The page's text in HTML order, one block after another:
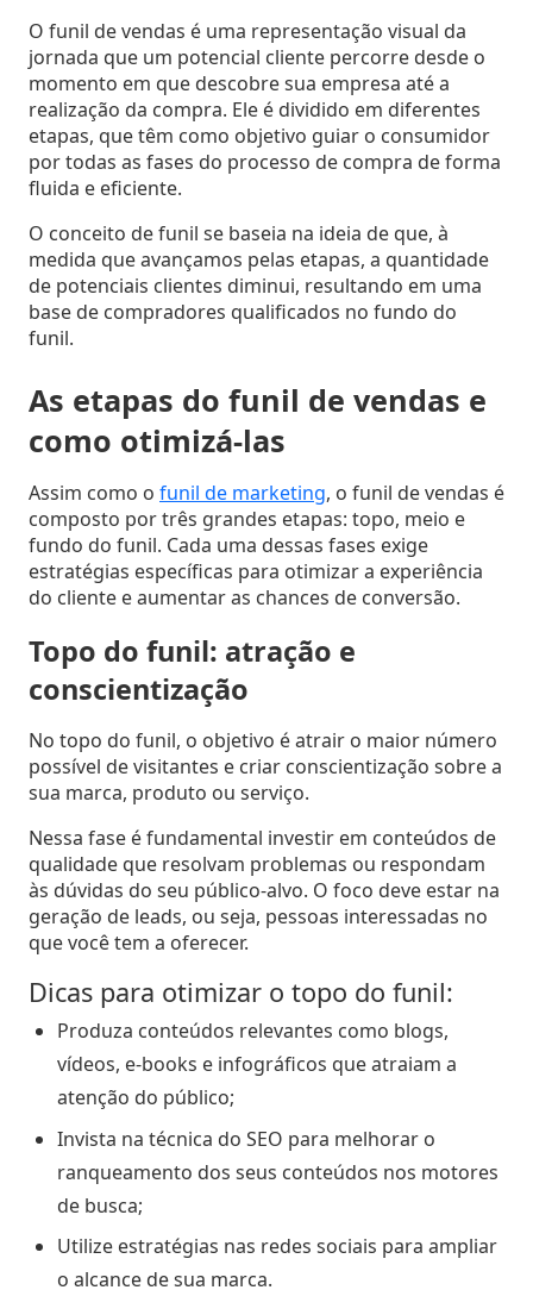
CRM
de
Relacionamento
Cadastro
Leads
Atividades
Agenda
Prospecção
Leads
Gestão
de
Inteligência
Negócio
Relatórios
de
Desempenho
Rankings
Geointeligência
Comportamento
Destaques
e
O funil de vendas é uma representação visual da
jornada que um potencial cliente percorre desde o
momento em que descobre sua empresa até a
realização da compra. Ele é dividido em diferentes
etapas, que têm como objetivo guiar o consumidor
por todas as fases do processo de compra de forma
fluida e eficiente.
O conceito de funil se baseia na ideia de que, à
medida que avançamos pelas etapas, a quantidade
de potenciais clientes diminui, resultando em uma
base de compradores qualificados no fundo do
funil.
As etapas do funil de vendas e
como otimizá-las
Assim como o funil de marketing, o funil de vendas é
composto por três grandes etapas: topo, meio e
fundo do funil. Cada uma dessas fases exige
estratégias específicas para otimizar a experiência
do cliente e aumentar as chances de conversão.
Topo do funil: atração e
conscientização
No topo do funil, o objetivo é atrair o maior número
possível de visitantes e criar conscientização sobre a
sua marca, produto ou serviço.
Nessa fase é fundamental investir em conteúdos de
qualidade que resolvam problemas ou respondam
às dúvidas do seu público-alvo. O foco deve estar na
geração de leads, ou seja, pessoas interessadas no
que você tem a oferecer.
Dicas para otimizar o topo do funil:
Produza conteúdos relevantes como blogs,
vídeos, e-books e infográficos que atraiam a
atenção do público;
Invista na técnica do SEO para melhorar o
ranqueamento dos seus conteúdos nos motores
de busca;
Utilize estratégias nas redes sociais para ampliar
o alcance de sua marca.